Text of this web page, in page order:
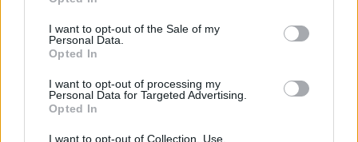
use your data for below specified purposes in below Google
consent section.
I want to opt-out of the Sale of my
Personal Data.
Opted In
I want to opt-out of processing my
Personal Data for Targeted Advertising.
Opted In
I want to opt-out of Collection, Use,
Η Toyota φέρνει νέα γενιά
μπαταριών για τα υβριδικά
Σε κινεζική… πολιορκία η